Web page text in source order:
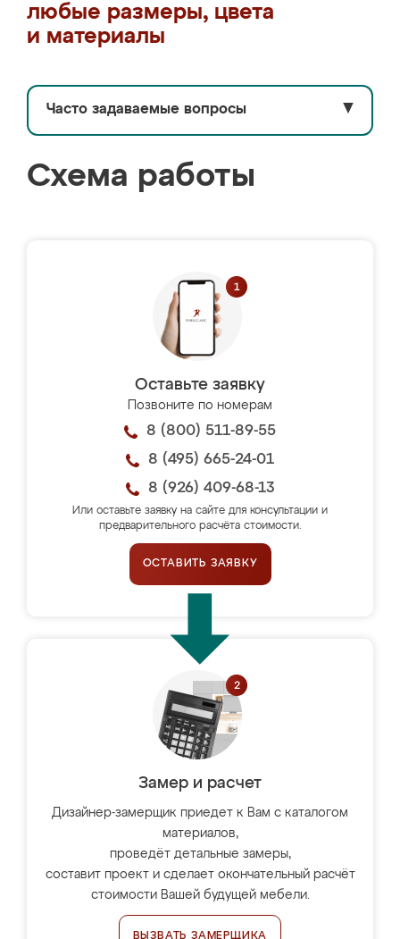
любые размеры, цвета
и материалы
Часто задаваемые вопросы ▼
Схема работы
Оставьте заявку
Позвоните по номерам
8 (800) 511-89-55
8 (495) 665-24-01
8 (926) 409-68-13
Или оставьте заявку на сайте для консультации и
предварительного расчёта стоимости.
ОСТАВИТЬ ЗАЯВКУ
Замер и расчет
Дизайнер-замерщик приедет к Вам с каталогом
материалов,
проведёт детальные замеры,
составит проект и сделает окончательный расчёт
стоимости Вашей будущей мебели.
ВЫЗВАТЬ ЗАМЕРЩИКА